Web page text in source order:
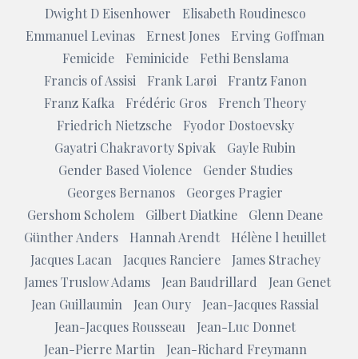
Dwight D Eisenhower
Elisabeth Roudinesco
Emmanuel Levinas
Ernest Jones
Erving Goffman
Femicide
Feminicide
Fethi Benslama
Francis of Assisi
Frank Larøi
Frantz Fanon
Franz Kafka
Frédéric Gros
French Theory
Friedrich Nietzsche
Fyodor Dostoevsky
Gayatri Chakravorty Spivak
Gayle Rubin
Gender Based Violence
Gender Studies
Georges Bernanos
Georges Pragier
Gershom Scholem
Gilbert Diatkine
Glenn Deane
Günther Anders
Hannah Arendt
Hélène l heuillet
Jacques Lacan
Jacques Ranciere
James Strachey
James Truslow Adams
Jean Baudrillard
Jean Genet
Jean Guillaumin
Jean Oury
Jean-Jacques Rassial
Jean-Jacques Rousseau
Jean-Luc Donnet
Jean-Pierre Martin
Jean-Richard Freymann